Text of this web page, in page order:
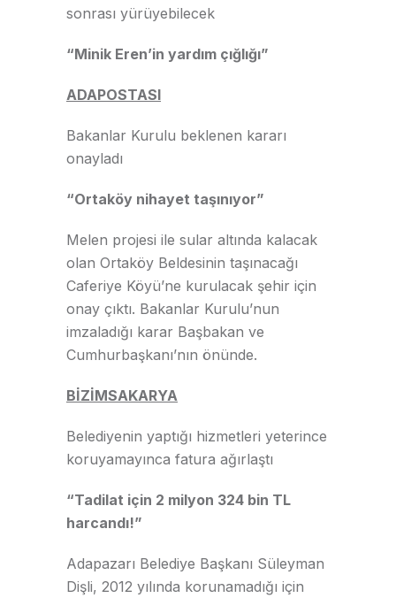
sonrası yürüyebilecek
“Minik Eren’in yardım çığlığı”
ADAPOSTASI
Bakanlar Kurulu beklenen kararı
onayladı
“Ortaköy nihayet taşınıyor”
Melen projesi ile sular altında kalacak
olan Ortaköy Beldesinin taşınacağı
Caferiye Köyü’ne kurulacak şehir için
onay çıktı. Bakanlar Kurulu’nun
imzaladığı karar Başbakan ve
Cumhurbaşkanı’nın önünde.
BİZİMSAKARYA
Belediyenin yaptığı hizmetleri yeterince
koruyamayınca fatura ağırlaştı
“Tadilat için 2 milyon 324 bin TL
harcandı!”
Adapazarı Belediye Başkanı Süleyman
Dişli, 2012 yılında korunamadığı için